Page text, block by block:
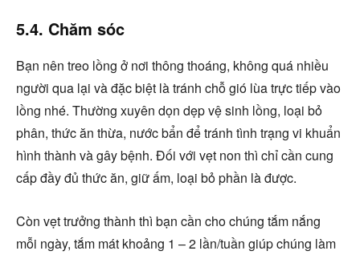
5.4. Chăm sóc
Bạn nên treo lồng ở nơi thông thoáng, không quá nhiều
người qua lại và đặc biệt là tránh chỗ gió lùa trực tiếp vào
lồng nhé. Thường xuyên dọn dẹp vệ sinh lồng, loại bỏ
phân, thức ăn thừa, nước bẩn để tránh tình trạng vi khuẩn
hình thành và gây bệnh. Đối với vẹt non thì chỉ cần cung
cấp đầy đủ thức ăn, giữ ấm, loại bỏ phần là được.
Còn vẹt trưởng thành thì bạn cần cho chúng tắm nắng
mỗi ngày, tắm mát khoảng 1 – 2 lần/tuần giúp chúng làm